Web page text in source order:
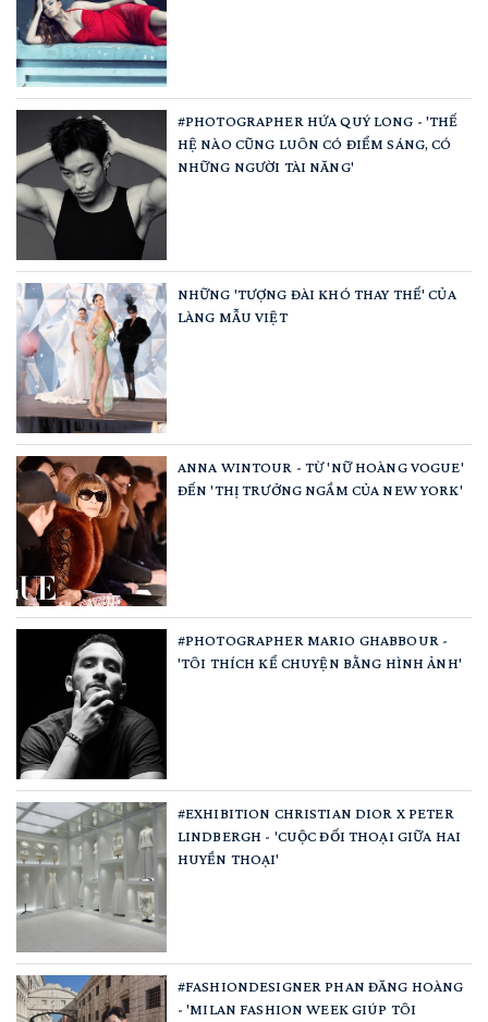
#PHOTOGRAPHER HỨA QUÝ LONG - 'THẾ
HỆ NÀO CŨNG LUÔN CÓ ĐIỂM SÁNG, CÓ
NHỮNG NGƯỜI TÀI NĂNG'
NHỮNG 'TƯỢNG ĐÀI KHÓ THAY THẾ' CỦA
LÀNG MẪU VIỆT
ANNA WINTOUR - TỪ 'NỮ HOÀNG VOGUE'
ĐẾN 'THỊ TRƯỞNG NGẦM CỦA NEW YORK'
#PHOTOGRAPHER MARIO GHABBOUR -
'TÔI THÍCH KỂ CHUYỆN BẰNG HÌNH ẢNH'
#EXHIBITION CHRISTIAN DIOR X PETER
LINDBERGH - 'CUỘC ĐỐI THOẠI GIỮA HAI
HUYỀN THOẠI'
#FASHIONDESIGNER PHAN ĐĂNG HOÀNG
- 'MILAN FASHION WEEK GIÚP TÔI